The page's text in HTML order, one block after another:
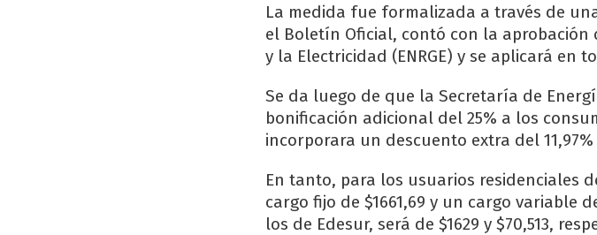
La medida fue formalizada a través de
el Boletín Oficial, contó con la aprobación
y la Electricidad (ENRGE) y se aplicará en
Se da luego de que la Secretaría de
bonificación adicional del 25% a los
incorporara un descuento extra del
En tanto, para los usuarios residenciales
cargo fijo de $1661,69 y un cargo variable
los de Edesur, será de $1629 y $70,513,